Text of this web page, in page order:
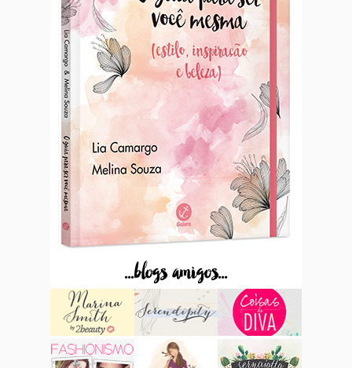
...blogs amigos...